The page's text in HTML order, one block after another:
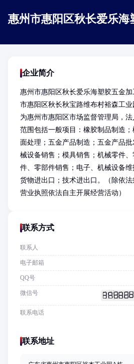
惠州市惠阳区秋长爱乐海
企业简介
惠州市惠阳区秋长爱乐海塑胶五金
市惠阳区秋长秋宝路维布村裕森工
为惠州市惠阳区市场监督管理局，
范围包括一般项目：橡胶制品制造
面处理；五金产品制造；五金产品
械设备销售；模具销售；机械零件
件、零部件销售；电子、机械设备维
货物进出口；技术进出口。（除依
营业执照依法自主开展经营活动）
联系方式
联系人
电子邮箱
QQ号
微信号
联系电话
联系地址